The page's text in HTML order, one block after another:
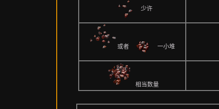
少许
或者 一小堆
相当数量